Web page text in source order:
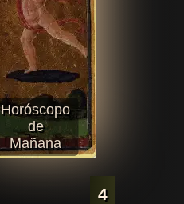
Horóscopo
de
Mañana
4